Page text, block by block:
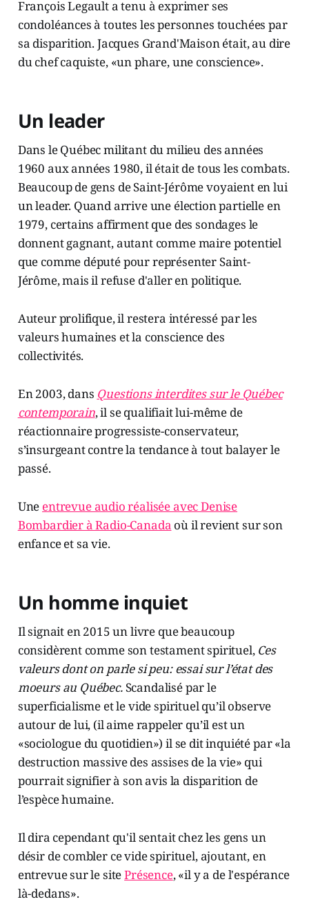
François Legault a tenu à exprimer ses
condoléances à toutes les personnes touchées par
sa disparition. Jacques Grand'Maison était, au dire
du chef caquiste, «un phare, une conscience».
Un leader
Dans le Québec militant du milieu des années
1960 aux années 1980, il était de tous les combats.
Beaucoup de gens de Saint-Jérôme voyaient en lui
un leader. Quand arrive une élection partielle en
1979, certains affirment que des sondages le
donnent gagnant, autant comme maire potentiel
que comme député pour représenter Saint-
Jérôme, mais il refuse d'aller en politique.
Auteur prolifique, il restera intéressé par les
valeurs humaines et la conscience des
collectivités.
En 2003, dans Questions interdites sur le Québec
contemporain, il se qualifiait lui-même de
réactionnaire progressiste-conservateur,
s’insurgeant contre la tendance à tout balayer le
passé.
Une entrevue audio réalisée avec Denise
Bombardier à Radio-Canada où il revient sur son
enfance et sa vie.
Un homme inquiet
Il signait en 2015 un livre que beaucoup
considèrent comme son testament spirituel, Ces
valeurs dont on parle si peu: essai sur l’état des
moeurs au Québec.Scandalisé par le
superficialisme et le vide spirituel qu’il observe
autour de lui, (il aime rappeler qu’il est un
«sociologue du quotidien») il se dit inquiété par «la
destruction massive des assises de la vie» qui
pourrait signifier à son avis la disparition de
l’espèce humaine.
Il dira cependant qu'il sentait chez les gens un
désir de combler ce vide spirituel, ajoutant, en
entrevue sur le sitePrésence, «il y a de l'espérance
là-dedans».